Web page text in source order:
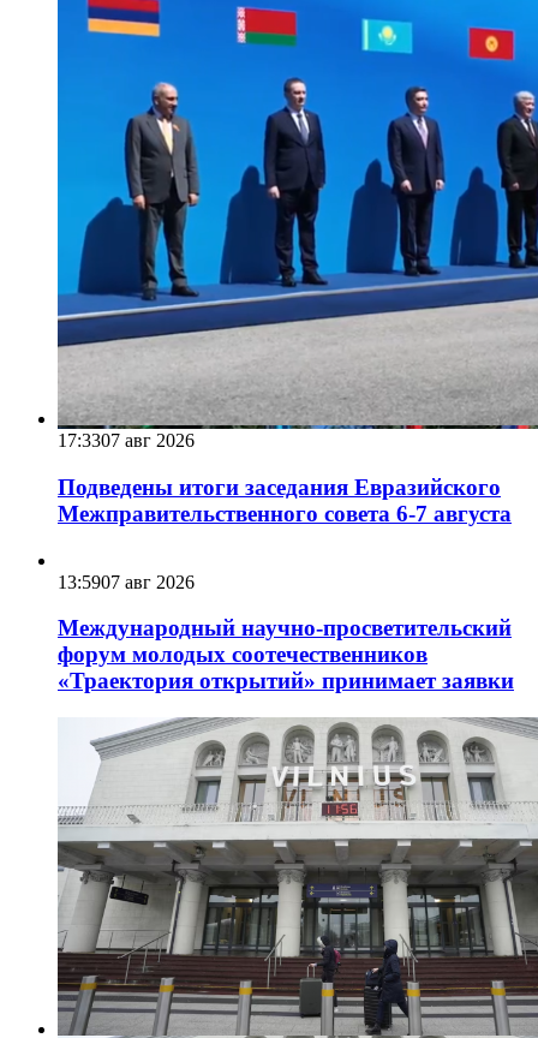
17:3307 авг 2026
Подведены итоги заседания Евразийского
Межправительственного совета 6-7 августа
13:5907 авг 2026
Международный научно-просветительский
форум молодых соотечественников
«Траектория открытий» принимает заявки